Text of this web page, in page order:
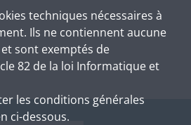
techniques nécessaires à
Ils ne contiennent aucune
sont exemptés de
82 de la loi Informatique et
les conditions générales
ci-dessous.